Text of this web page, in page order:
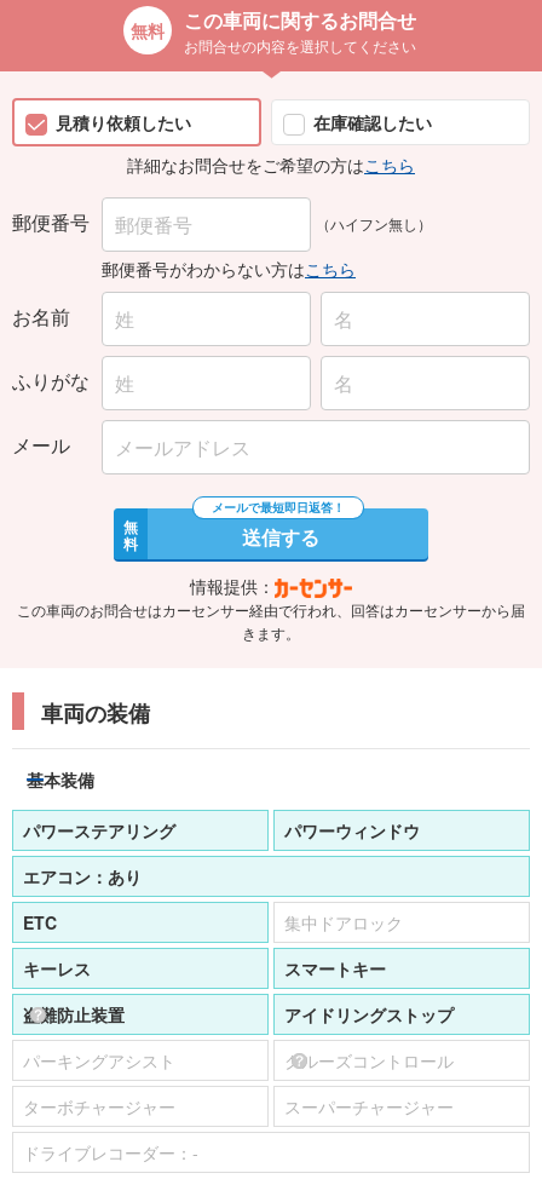
この車両に関するお問合せ
お問合せの内容を選択してください
見積り依頼したい
在庫確認したい
詳細なお問合せをご希望の方はこちら
郵便番号 （ハイフン無し）
郵便番号がわからない方はこちら
お名前
ふりがな
メール
無
料 送信する
情報提供：
この車両のお問合せはカーセンサー経由で行われ、回答はカーセンサーから届
きます。
車両の装備
基本装備
パワーステアリング
パワーウィンドウ
エアコン： あり
ETC
集中ドアロック
キーレス
スマートキー
盗難防止装置
アイドリングストップ
パーキングアシスト
クルーズコントロール
ターボチャージャー
スーパーチャージャー
ドライブレコーダー： -